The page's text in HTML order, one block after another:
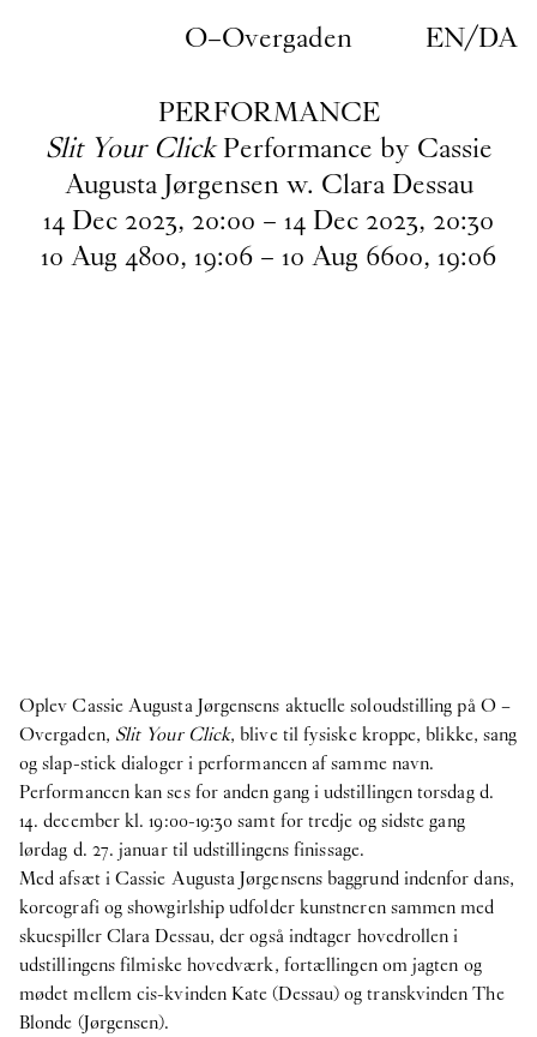
O–Overgaden EN/DA
PERFORMANCE
Slit Your ClickPerformance by Cassie
Augusta Jørgensen w. Clara Dessau
14 Dec2023, 20:00 – 14 Dec2023, 20:30
10 Aug 4800, 19:06 – 10 Aug 6600, 19:06
Oplev Cassie Augusta Jørgensens aktuelle soloudstilling på O –
Overgaden, Slit Your Click, blive til fysiske kroppe, blikke, sang
og slap-stick dialoger i performancen af samme navn.
Performancen kan ses for anden gang i udstillingen torsdag d.
14. december kl. 19:00-19:30 samt for tredje og sidste gang
lørdag d. 27. januar til udstillingens finissage.
Med afsæt i Cassie Augusta Jørgensens baggrund indenfor dans,
koreografi og showgirlship udfolder kunstneren sammen med
skuespiller Clara Dessau, der også indtager hovedrollen i
udstillingens filmiske hovedværk, fortællingen om jagten og
mødet mellem cis-kvinden Kate (Dessau) og transkvinden The
Blonde (Jørgensen).